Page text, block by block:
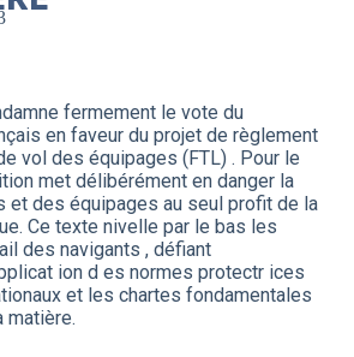
fermement le vote du
en faveur du projet de règlement
vol des équipages (FTL) . Pour le
met délibérément en danger la
et des équipages au seul profit de la
Ce texte nivelle par le bas les
des navigants , défiant
ion d es normes protectr ices
et les chartes fondamentales
matière.